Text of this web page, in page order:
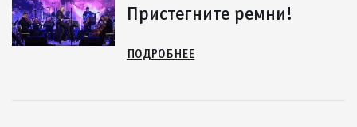
Пристегните ремни!
ПОДРОБНЕЕ